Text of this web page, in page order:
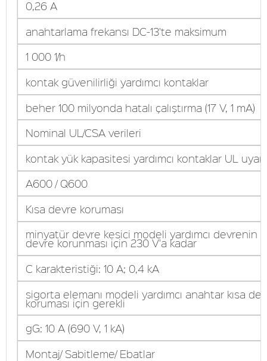
0,26 A
anahtarlama frekansı DC-13'te maksimum
1 000 1/h
kontak güvenilirliği yardımcı kontaklar
beher 100 milyonda hatalı çalıştırma (17 V, 1 mA)
Nominal UL/CSA verileri
kontak yük kapasitesi yardımcı kontaklar UL
A600 / Q600
Kısa devre koruması
minyatür devre kesici modeli yardımcı devrenin
devre korunması için 230 V'a kadar
C karakteristiği: 10 A; 0,4 kA
sigorta elemanı modeli yardımcı anahtar kısa
koruması için gerekli
gG: 10 A (690 V, 1 kA)
Montaj/ Sabitleme/ Ebatlar